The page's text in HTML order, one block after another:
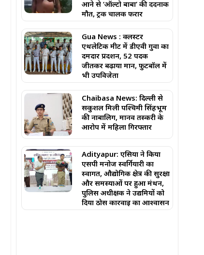
आने से ‘ऑल्टो बाबा’ की दर्दनाक
मौत, ट्रक चालक फरार
Gua News : क्लस्टर
एथलेटिक मीट में डीएवी गुवा का
दमदार प्रदर्शन, 52 पदक
जीतकर बढ़ाया मान, फुटबॉल में
भी उपविजेता
Chaibasa News: दिल्ली से
सकुशल मिली पश्चिमी सिंहभूम
की नाबालिग, मानव तस्करी के
आरोप में महिला गिरफ्तार
Adityapur: एसिया ने किया
एसपी मनोज स्वर्गियारी का
स्वागत, औद्योगिक क्षेत्र की सुरक्षा
और समस्याओं पर हुआ मंथन,
पुलिस अधीक्षक ने उद्यमियों को
दिया ठोस कार्रवाई का आश्वासन